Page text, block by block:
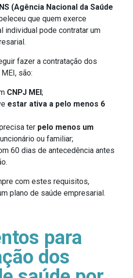
(Agência Nacional da Saúde
que quem exerce
individual pode contratar um
fazer a contratação dos
são:
CNPJ MEI ;
estar ativa a pelo menos 6
ter pelo menos um
ou familiar;
60 dias de antecedência antes
com estes requisitos,
plano de saúde empresarial.
para
dos